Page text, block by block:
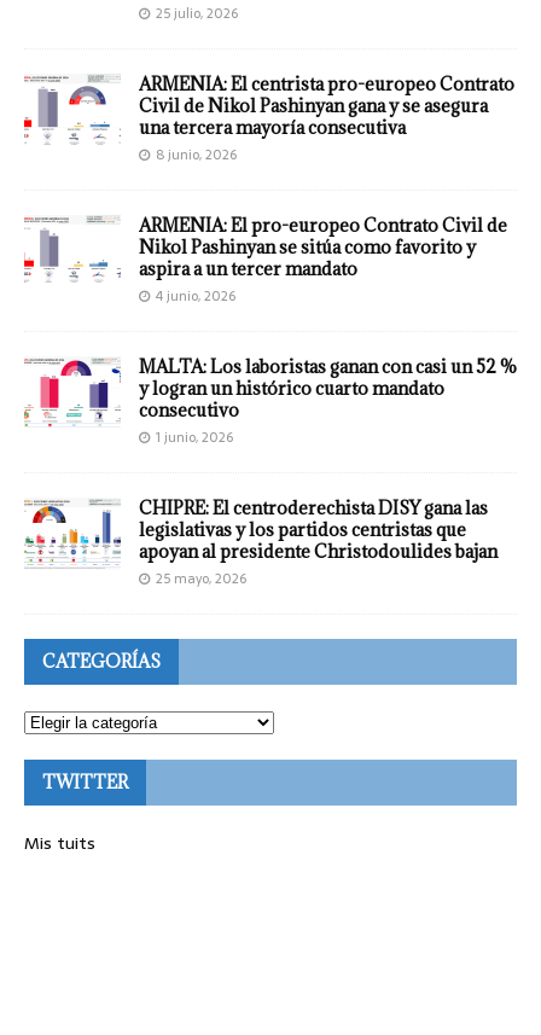
25 julio, 2026
ARMENIA: El centrista pro-europeo Contrato
Civil de Nikol Pashinyan gana y se asegura
una tercera mayoría consecutiva
8 junio, 2026
ARMENIA: El pro-europeo Contrato Civil de
Nikol Pashinyan se sitúa como favorito y
aspira a un tercer mandato
4 junio, 2026
MALTA: Los laboristas ganan con casi un 52 %
y logran un histórico cuarto mandato
consecutivo
1 junio, 2026
CHIPRE: El centroderechista DISY gana las
legislativas y los partidos centristas que
apoyan al presidente Christodoulides bajan
25 mayo, 2026
CATEGORÍAS
TWITTER
Mis tuits